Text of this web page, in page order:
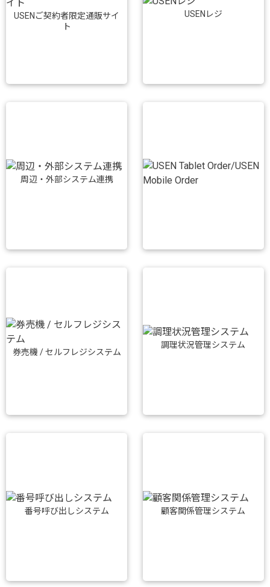
USENご契約者限定通販サイ
ト
USENレジ
周辺・外部システム連携
券売機 / セルフレジシステム
調理状況管理システム
番号呼び出しシステム 顧客関係管理システム